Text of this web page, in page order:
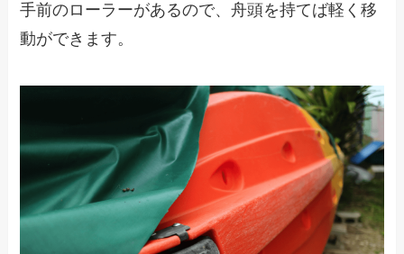
手前のローラーがあるので、舟頭を持てば軽く移
動ができます。